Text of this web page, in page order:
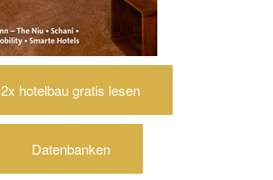
2x hotelbau gratis lesen
Datenbanken